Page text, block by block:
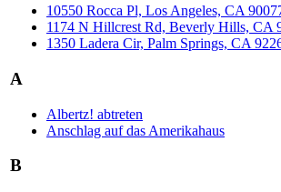
10550 Rocca Pl, Los Angeles, CA
1174 N Hillcrest Rd, Beverly Hills, CA
1350 Ladera Cir, Palm Springs, CA
A
Albertz! abtreten
Anschlag auf das Amerikahaus
B